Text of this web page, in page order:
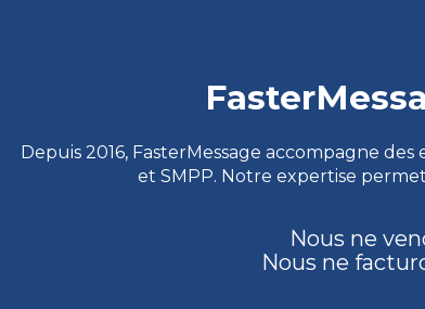
Depuis 2016, FasterMessage accompagne
et SMPP. Notre expertise
Nous ne
Nous ne